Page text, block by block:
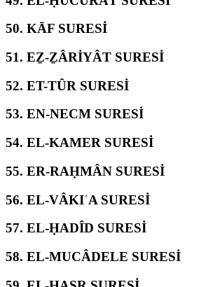
50. KĀF SURESİ
51. EẔ-ẔÂRİYÂT SURESİ
52. ET-TÛR SURESİ
53. EN-NECM SURESİ
54. EL-KAMER SURESİ
55. ER-RAḤMÂN SURESİ
56. EL-VÂKIʿA SURESİ
57. EL-ḤADÎD SURESİ
58. EL-MUCÂDELE SURESİ